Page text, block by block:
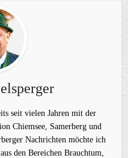
seit vielen Jahren mit der
Chiemsee, Samerberg und
Nachrichten möchte ich
den Bereichen Brauchtum,